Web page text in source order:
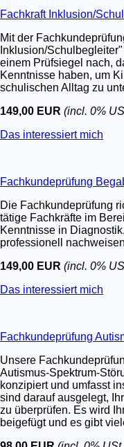
Fachkraft Inklusion/
Mit der
Inklusion/
einem Prüfsiegel nach,
Kenntnisse haben, um
schulischen Alltag zu
149,00 EUR (incl. 0%
Das interessiert mich
Fachkundeprüfung
Die Fachkundeprüfung
tätige Fachkräfte im
Kenntnisse in
professionell
149,00 EUR (incl. 0%
Das interessiert mich
Fachkundeprüfung
Unsere
Autismus-Spektrum-
konzipiert und umfasst
sind darauf ausgelegt,
zu überprüfen. Es wird
beigefügt und es gibt